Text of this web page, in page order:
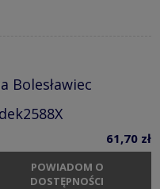
Bolesławiec
61,70 zł
POWIADOM O
DOSTĘPNOŚCI